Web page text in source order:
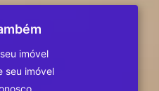
imóvel
seu imóvel